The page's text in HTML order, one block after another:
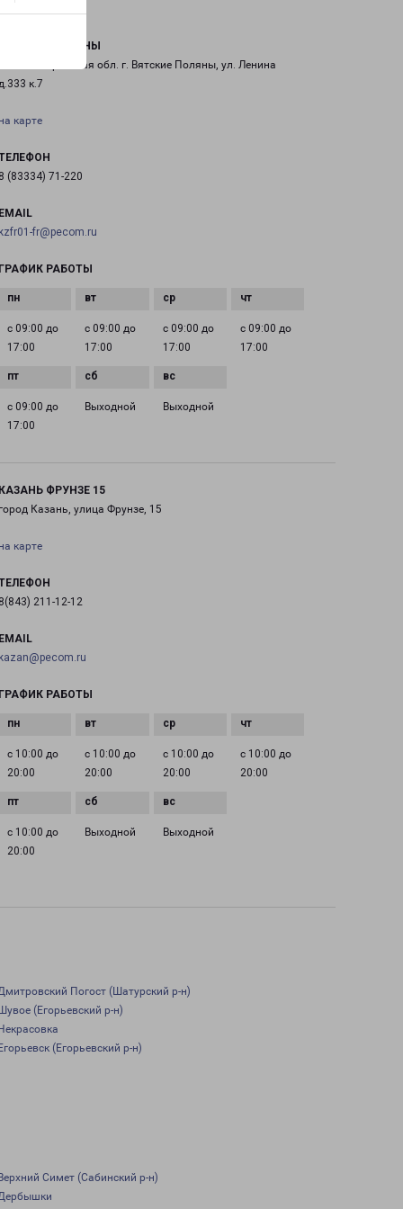
ПОЛЯНЫ
Кировская обл. г. Вятские Поляны, ул. Ленина
к.7
карте
(83334) 71-220
fr@pecom.ru
РАБОТЫ
с 09:00 до
17:00
с 09:00 до
17:00
с 09:00 до
17:00
с 09:00 до
17:00
с 09:00 до
17:00
Выходной Выходной
ФРУНЗЕ 15
Казань, улица Фрунзе, 15
карте
211-12-12
РАБОТЫ
с 10:00 до
20:00
с 10:00 до
20:00
с 10:00 до
20:00
с 10:00 до
20:00
с 10:00 до
20:00
Выходной Выходной
Погост (Шатурский р-н)
(Егорьевский р-н)
(Егорьевский р-н)
Симет (Сабинский р-н)